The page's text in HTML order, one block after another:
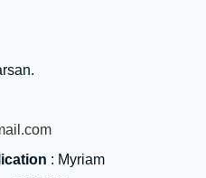
: Myriam